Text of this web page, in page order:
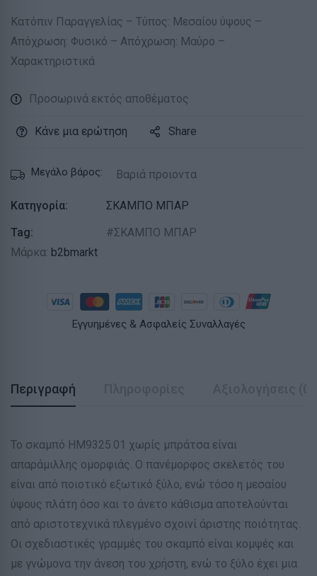
Κατόπιν Παραγγελίας – Τύπος: Μεσαίου ύψους –
Απόχρωση: Φυσικό – Απόχρωση: Μαύρο –
Χαρακτηριστικά
Προσωρινά εκτός αποθέματος
Κάνε μια ερώτηση Share
Μεγάλο βάρος: Βαριά προιοντα
Κατηγορία:
ΣΚΑΜΠΟ ΜΠΑΡ
Tag:
ΣΚΑΜΠΟ ΜΠΑΡ
Μάρκα: b2bmarkt
Εγγυημένες & Ασφαλείς Συναλλαγές
Περιγραφή
Το σκαμπό ΗΜ9325.01 χωρίς μπράτσα είναι
απαράμιλλης ομορφιάς. Ο πανέμορφος σκελετός του
είναι από ποιοτικό εξωτικό ξύλο, ενώ τόσο η μεσαίου
ύψους πλάτη όσο και το άνετο κάθισμα αποτελούνται
από αριστοτεχνικά πλεγμένο σχοινί άριστης ποιότητας.
Οι σχεδιαστικές γραμμές του σκαμπό είναι κομψές και
με γνώμονα την άνεση του χρήστη, ενώ το ξύλο έχει μια